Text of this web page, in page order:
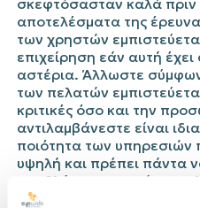
σκεφτόσασταν καλά πριν
αποτελέσματα της
των χρηστών
επιχείρηση εάν αυτή
αστέρια. Άλλωστε
των πελατών
κριτικές όσο και την
αντιλαμβάνεστε είναι
ποιότητα των υπηρεσιών
υψηλή και πρέπει πάντα
προβλήματα που είναι
όταν σας επισκέπτεται